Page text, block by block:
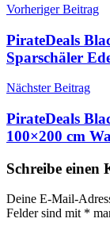
Vorheriger Beitrag
PirateDeals
Sparschäler
Nächster Beitrag
PirateDeals
100×200 cm
Schreibe einen
Deine E-Mail-
Felder sind mit *